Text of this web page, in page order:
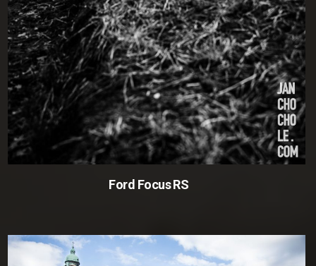
Ford Focus RS